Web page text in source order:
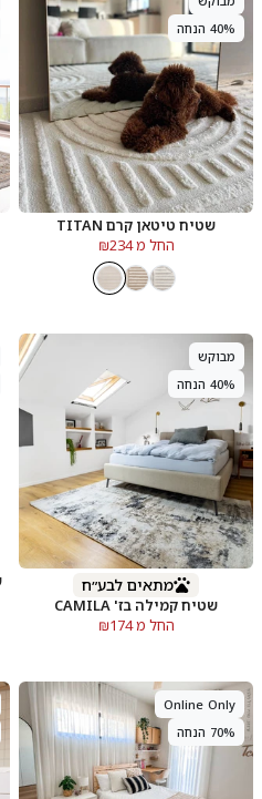
40% הנחה
שטיח טיטאן קרם TITAN
החל מ ₪234
מבוקש
40% הנחה
מתאים לבע״ח
שטיח קמילה בז' CAMILA
החל מ ₪174
Online Only
70% הנחה